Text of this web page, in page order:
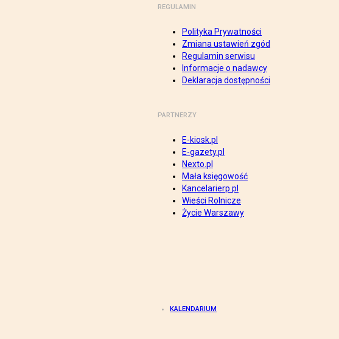
REGULAMIN
Polityka Prywatności
Zmiana ustawień zgód
Regulamin serwisu
Informacje o nadawcy
Deklaracja dostępności
PARTNERZY
E-kiosk.pl
E-gazety.pl
Nexto.pl
Mała księgowość
Kancelarierp.pl
Wieści Rolnicze
Życie Warszawy
KALENDARIUM